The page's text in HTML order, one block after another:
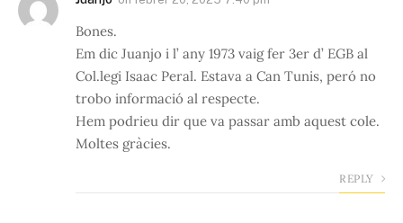
Bones.
Em dic Juanjo i l’ any 1973 vaig fer 3er d’ EGB al
Col.legi Isaac Peral. Estava a Can Tunis, peró no
trobo informació al respecte.
Hem podrieu dir que va passar amb aquest cole.
Moltes gràcies.
REPLY